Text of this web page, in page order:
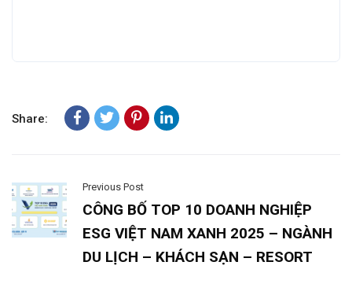
Share:
Previous Post
CÔNG BỐ TOP 10 DOANH NGHIỆP
ESG VIỆT NAM XANH 2025 – NGÀNH
DU LỊCH – KHÁCH SẠN – RESORT